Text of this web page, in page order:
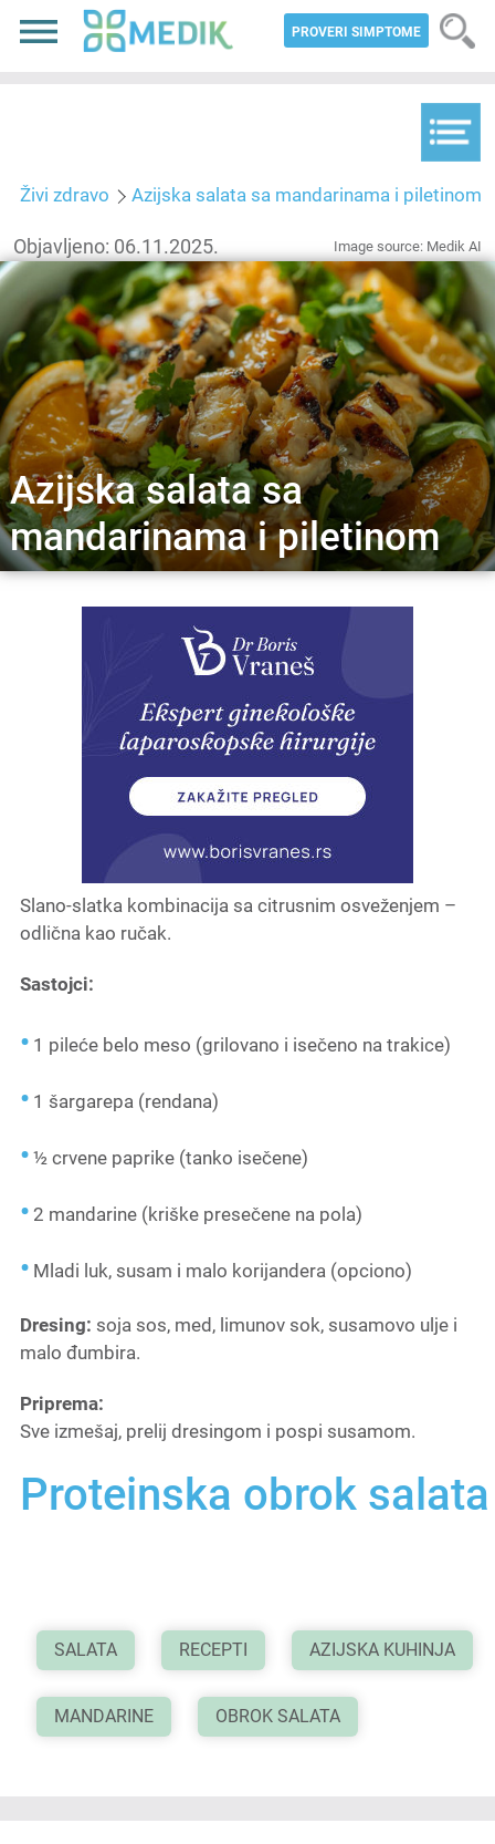
PROVERI SIMPTOME
Živi zdravo Azijska salata sa mandarinama i piletinom
Objavljeno: 06.11.2025. Image source: Medik AI
Azijska salata sa
mandarinama i piletinom
Slano-slatka kombinacija sa citrusnim osveženjem –
odlična kao ručak.
Sastojci:
1 pileće belo meso (grilovano i isečeno na trakice)
1 šargarepa (rendana)
½ crvene paprike (tanko isečene)
2 mandarine (kriške presečene na pola)
Mladi luk, susam i malo korijandera (opciono)
Dresing: soja sos, med, limunov sok, susamovo ulje i
malo đumbira.
Priprema:
Sve izmešaj, prelij dresingom i pospi susamom.
Proteinska obrok salata
SALATA RECEPTI AZIJSKA KUHINJA
MANDARINE OBROK SALATA